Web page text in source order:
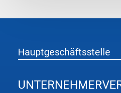
für
Region
Nordwestmecklenburg
Hauptgeschäftsstelle
UNTERNEHMER